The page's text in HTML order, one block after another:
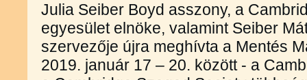
Julia Seiber Boyd asszony, a
egyesület elnöke, valamint Seiber
szervezője újra meghívta a Mentés
2019. január 17 – 20. között - a